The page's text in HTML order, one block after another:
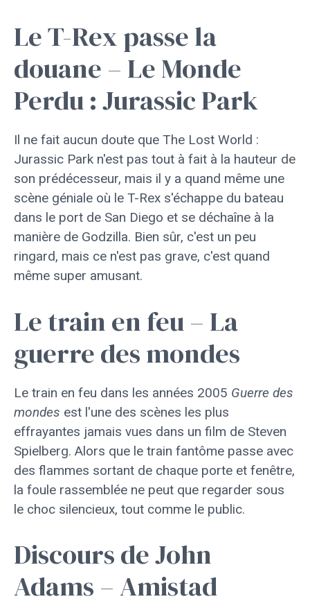
Le T-Rex passe la
douane – Le Monde
Perdu : Jurassic Park
Il ne fait aucun doute que The Lost World :
Jurassic Park n'est pas tout à fait à la hauteur de
son prédécesseur, mais il y a quand même une
scène géniale où le T-Rex s'échappe du bateau
dans le port de San Diego et se déchaîne à la
manière de Godzilla. Bien sûr, c'est un peu
ringard, mais ce n'est pas grave, c'est quand
même super amusant.
Le train en feu – La
guerre des mondes
Le train en feu dans les années 2005 Guerre des
mondes est l'une des scènes les plus
effrayantes jamais vues dans un film de Steven
Spielberg. Alors que le train fantôme passe avec
des flammes sortant de chaque porte et fenêtre,
la foule rassemblée ne peut que regarder sous
le choc silencieux, tout comme le public.
Discours de John
Adams – Amistad